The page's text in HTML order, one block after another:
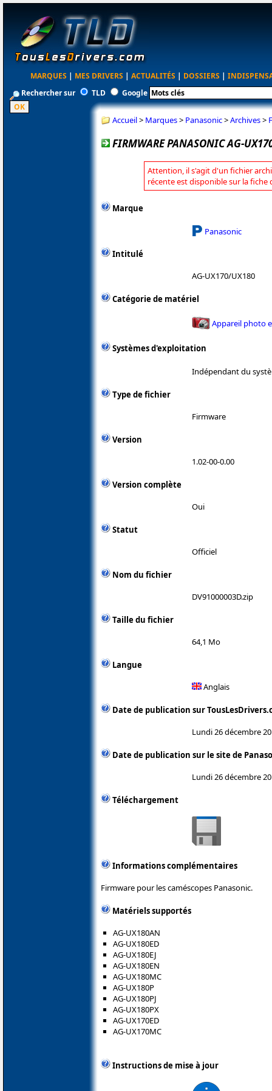
MARQUES | MES DRIVERS | ACTUALITÉS | DOSSIERS |
Rechercher sur
TLD Google
Accueil> Marques> Panasonic>Archives>
FIRMWARE PANASONIC AG-
Attention, il s'agit d'un fichier
récente est disponible sur la fiche
Marque
Panasonic
Intitulé
AG-UX170/UX180
Catégorie de matériel
Appareil photo
Systèmes d'exploitation
Indépendant du
Type de fichier
Firmware
Version
1.02-00-0.00
Version complète
Oui
Statut
Officiel
Nom du fichier
DV91000003D.zip
Taille du fichier
64,1 Mo
Langue
Anglais
Date de publication sur
Lundi 26 décembre
Date de publication sur le site de
Lundi 26 décembre
Téléchargement
Informations complémentaires
Firmware pour les caméscopes Panasonic.
Matériels supportés
AG-UX180AN
AG-UX180ED
AG-UX180EJ
AG-UX180EN
AG-UX180MC
AG-UX180P
AG-UX180PJ
AG-UX180PX
AG-UX170ED
AG-UX170MC
Instructions de mise à jour